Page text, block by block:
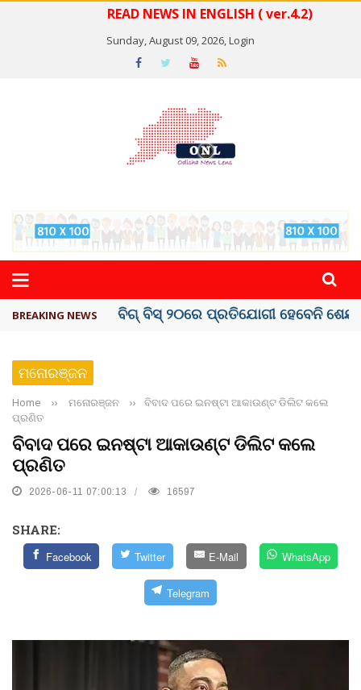
READ NEWS IN ENGLISH ( ver.4.2)
Sunday, August 09, 2026,Login
BREAKING NEWS ଅମରନାଥ ଯାତ୍ରା ସ୍ଥଗିତ
ମନୋରଞ୍ଜନ
Home ›› ମନୋରଞ୍ଜନ ››
ବିବାଦ ପରେ ଇନଷ୍ଟା ଆକାଉଣ୍ଟ ଡିଲିଟ କଲେ
ପ୍ରଣିତ
ବିବାଦ ପରେ ଇନଷ୍ଟା ଆକାଉଣ୍ଟ ଡିଲିଟ କଲେ
ପ୍ରଣିତ
2026-06-11 07:00:13 16597
SHARE:
Facebook Twitter E-Mail WhatsApp
Telegram